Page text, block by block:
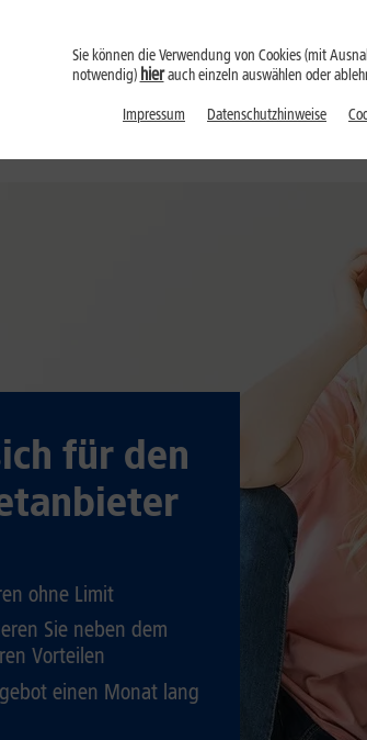
Verfügbarkeit
für den
ohne Limit
Sie neben dem
Vorteilen
einen Monat lang
Sie können die Verwendung von Cookies (mit
notwendig) hierauch einzeln auswählen oder
Impressum Datenschutzhinweise